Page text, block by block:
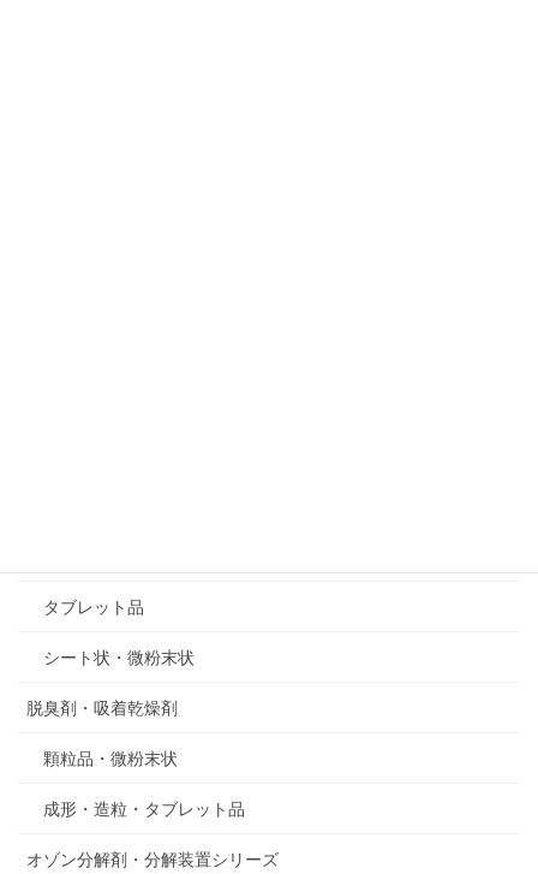
タブレット品
シート状・微粉末状
脱臭剤・吸着乾燥剤
顆粒品・微粉末状
成形・造粒・タブレット品
オゾン分解剤・分解装置シリーズ